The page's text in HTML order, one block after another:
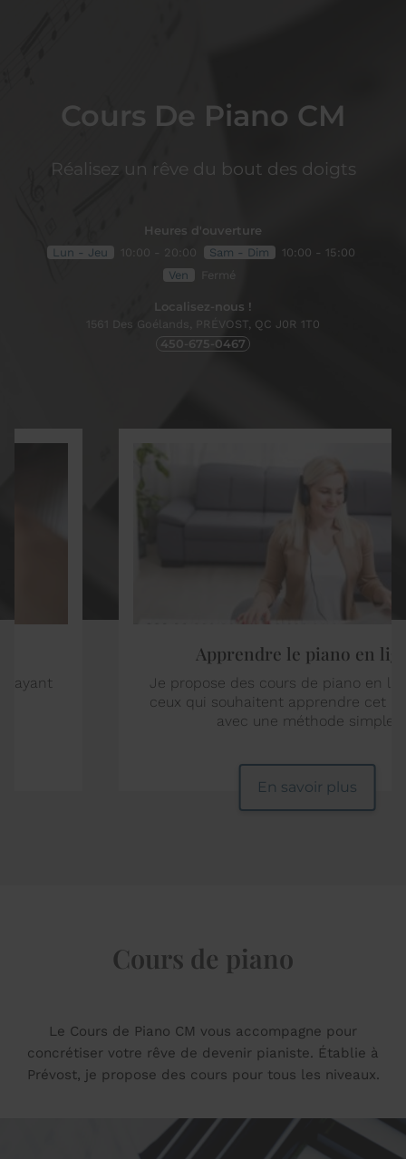
Cours De Piano CM
Réalisez un rêve du bout des doigts
Localisez-nous !
1561 Des Goélands, PRÉVOST, QC J0R 1T0
450-675-0467
Heures d'ouverture
Lun - Jeu 10:00 - 20:00 Sam - Dim
10:00 - 15:00
Ven
Fermé
Cours de piano
Le Cours de Piano CM vous accompagne pour
concrétiser votre rêve de devenir pianiste. Établie à
Prévost, je propose des cours pour tous les niveaux.
Apprendre le piano en ligne
Je propose des cours de piano en ligne à tous
ceux qui souhaitent apprendre cet instrument
avec une méthode simple.